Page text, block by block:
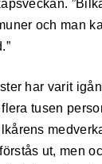
och man
har varit
tusen
ut, men